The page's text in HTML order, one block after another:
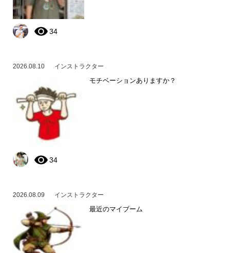
34
2026.08.10 インストラクター
モチベーションありますか？
34
2026.08.09 インストラクター
最近のマイブーム